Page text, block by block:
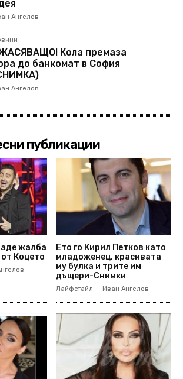
Ангелов
Кола премаза
до банкомат в София
Ангелов
публикации
жалба
Коцето
Ето го Кирил Петков като
младоженец, красивата
му булка и трите им
дъщери-Снимки
Лайфстайл Иван Ангелов